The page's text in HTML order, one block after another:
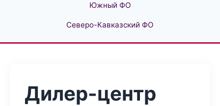
Южный ФО
Северо-Кавказский ФО
Дилер-центр